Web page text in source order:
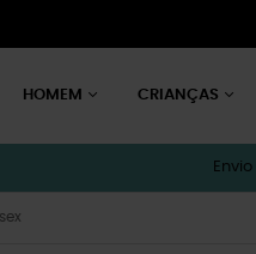
HOMEM CRIANÇAS
Envio